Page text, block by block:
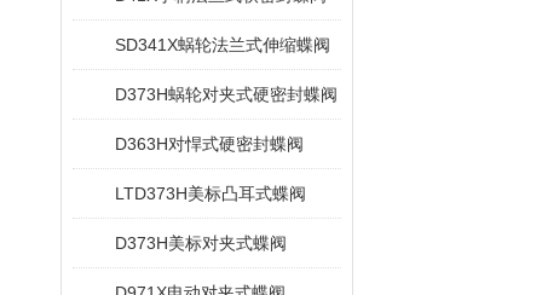
SD341X蜗轮法兰式伸缩蝶阀
D373H蜗轮对夹式硬密封蝶阀
D363H对悍式硬密封蝶阀
LTD373H美标凸耳式蝶阀
D373H美标对夹式蝶阀